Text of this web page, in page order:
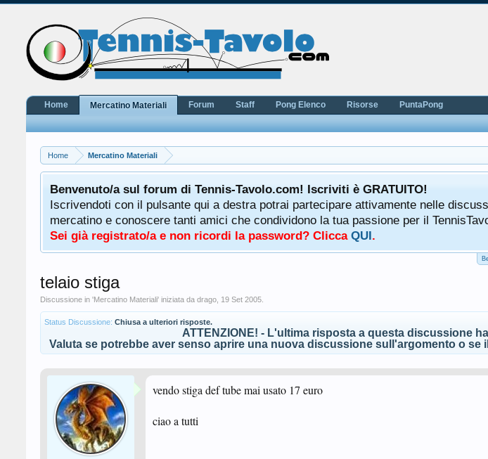
Home Mercatino Materiali
Benvenuto/a sul forum di Tennis-Tavolo.com! Iscriviti è GRATUITO!
Iscrivendoti con il pulsante qui a destra potrai partecipare attivamente nelle
mercatino e conoscere tanti amici che condividono la tua passione per il
Sei già registrato/a e non ricordi la password? Clicca QUI.
telaio stiga
Discussione in 'Mercatino Materiali' iniziata da drago 19 Set 2005
Status Discussione: Chiusa a ulteriori risposte.
ATTENZIONE! - L'ultima risposta a questa discussione
Valuta se potrebbe aver senso aprire una nuova discussione sull'argomento o se
vendo stiga def tube mai usato 17 euro
ciao a tutti
Home Mercatino Materiali Forum Staff Pong Elenco Risorse PuntaPong